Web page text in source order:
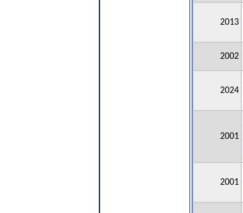
2013
2002
2024
2001
2001